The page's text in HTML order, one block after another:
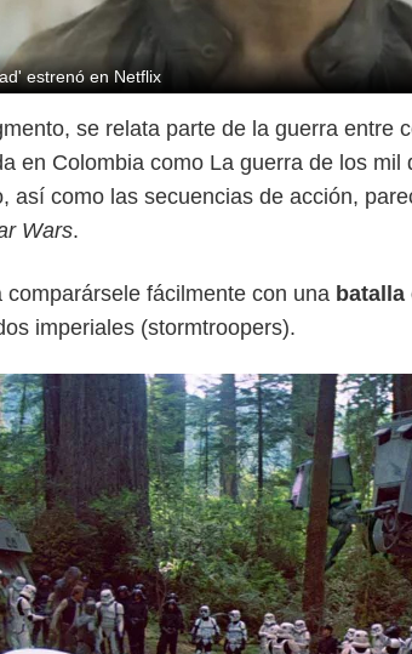
estrenó en Netflix
se relata parte de la guerra entre
en Colombia como La guerra de los mil
así como las secuencias de acción,
Wars.
comparársele fácilmente con una batalla
imperiales (stormtroopers).